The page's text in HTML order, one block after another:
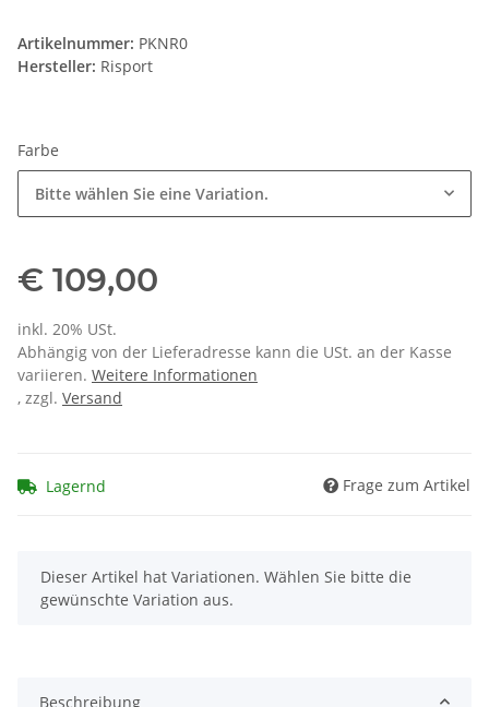
Artikelnummer: PKNR0
Hersteller: Risport
Farbe
Bitte wählen Sie eine Variation.
€ 109,00
inkl. 20% USt.
Abhängig von der Lieferadresse kann die USt. an der Kasse
variieren. Weitere Informationen
, zzgl. Versand
Lagernd Frage zum Artikel
x
Dieser Artikel hat Variationen. Wählen Sie bitte die
gewünschte Variation aus.
Beschreibung